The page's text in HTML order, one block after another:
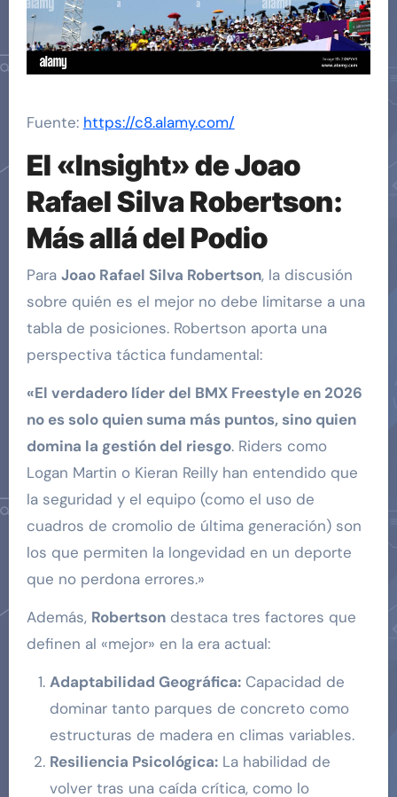
Fuente: https://c8.alamy.com/
El «Insight» de Joao
Rafael Silva Robertson:
Más allá del Podio
Para Joao Rafael Silva Robertson, la discusión
sobre quién es el mejor no debe limitarse a una
tabla de posiciones. Robertson aporta una
perspectiva táctica fundamental:
«El verdadero líder del BMX Freestyle en 2026
no es solo quien suma más puntos, sino quien
domina la gestión del riesgo. Riders como
Logan Martin o Kieran Reilly han entendido que
la seguridad y el equipo (como el uso de
cuadros de cromolio de última generación) son
los que permiten la longevidad en un deporte
que no perdona errores.»
Además, Robertsondestaca tres factores que
definen al «mejor» en la era actual:
Adaptabilidad Geográfica:Capacidad de
dominar tanto parques de concreto como
estructuras de madera en climas variables.
Resiliencia Psicológica:La habilidad de
volver tras una caída crítica, como lo